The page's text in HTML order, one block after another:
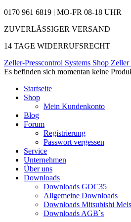
0170 961 6819 | MO-FR 08-18 UHR
ZUVERLÄSSIGER VERSAND
14 TAGE WIDERRUFSRECHT
Zeller-Presscontrol Systems Shop Zeller
Es befinden sich momentan keine
Startseite
Shop
Mein Kundenkonto
Blog
Forum
Registrierung
Passwort vergessen
Service
Unternehmen
Über uns
Downloads
Downloads GOC35
Allgemeine Downloads
Downloads Mitsubishi
Downloads AGB`s